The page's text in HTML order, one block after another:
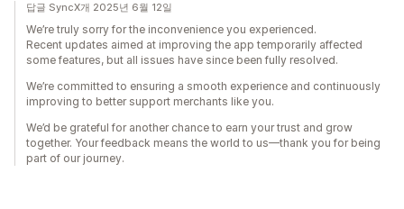
답글 SyncX개 2025년 6월 12일
We’re truly sorry for the inconvenience you experienced.
Recent updates aimed at improving the app temporarily affected
some features, but all issues have since been fully resolved.
We’re committed to ensuring a smooth experience and continuously
improving to better support merchants like you.
We’d be grateful for another chance to earn your trust and grow
together. Your feedback means the world to us—thank you for being
part of our journey.